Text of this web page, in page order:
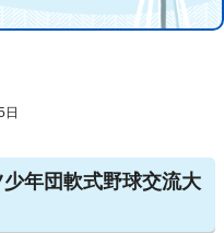
年団軟式野球交流大